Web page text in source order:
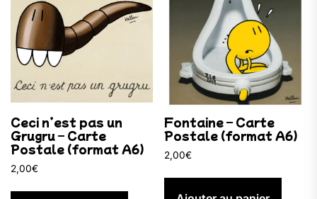
Ceci n’est pas un
Grugru – Carte
Postale (format A6)
2,00€
Fontaine – Carte
Postale (format A6)
2,00€